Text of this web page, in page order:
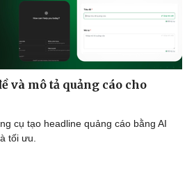
và mô tả quảng cáo cho
cụ tạo headline quảng cáo bằng AI
tối ưu.